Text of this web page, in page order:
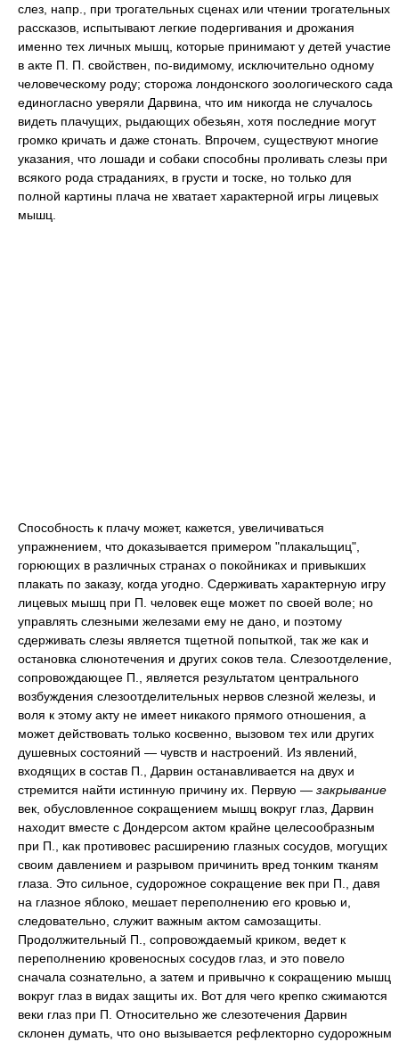
слез, напр., при трогательных сценах или чтении трогательных
рассказов, испытывают легкие подергивания и дрожания
именно тех личных мышц, которые принимают у детей участие
в акте П. П. свойствен, по-видимому, исключительно одному
человеческому роду; сторожа лондонского зоологического сада
единогласно уверяли Дарвина, что им никогда не случалось
видеть плачущих, рыдающих обезьян, хотя последние могут
громко кричать и даже стонать. Впрочем, существуют многие
указания, что лошади и собаки способны проливать слезы при
всякого рода страданиях, в грусти и тоске, но только для
полной картины плача не хватает характерной игры лицевых
мышц.
Способность к плачу может, кажется, увеличиваться
упражнением, что доказывается примером "плакальщиц",
горюющих в различных странах о покойниках и привыкших
плакать по заказу, когда угодно. Сдерживать характерную игру
лицевых мышц при П. человек еще может по своей воле; но
управлять слезными железами ему не дано, и поэтому
сдерживать слезы является тщетной попыткой, так же как и
остановка слюнотечения и других соков тела. Слезоотделение,
сопровождающее П., является результатом центрального
возбуждения слезоотделительных нервов слезной железы, и
воля к этому акту не имеет никакого прямого отношения, а
может действовать только косвенно, вызовом тех или других
душевных состояний — чувств и настроений. Из явлений,
входящих в состав П., Дарвин останавливается на двух и
стремится найти истинную причину их. Первую — закрывание
век, обусловленное сокращением мышц вокруг глаз, Дарвин
находит вместе с Дондерсом актом крайне целесообразным
при П., как противовес расширению глазных сосудов, могущих
своим давлением и разрывом причинить вред тонким тканям
глаза. Это сильное, судорожное сокращение век при П., давя
на глазное яблоко, мешает переполнению его кровью и,
следовательно, служит важным актом самозащиты.
Продолжительный П., сопровождаемый криком, ведет к
переполнению кровеносных сосудов глаз, и это повело
сначала сознательно, а затем и привычно к сокращению мышц
вокруг глаз в видах защиты их. Вот для чего крепко сжимаются
веки глаз при П. Относительно же слезотечения Дарвин
склонен думать, что оно вызывается рефлекторно судорожным